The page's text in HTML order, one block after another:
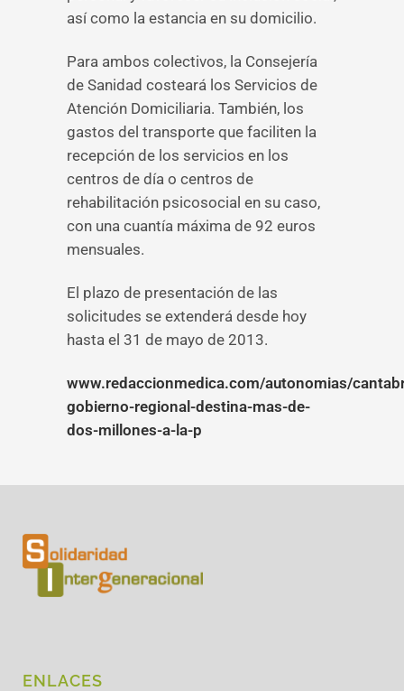
así como la estancia en su domicilio.
Para ambos colectivos, la Consejería
de Sanidad costeará los Servicios de
Atención Domiciliaria. También, los
gastos del transporte que faciliten la
recepción de los servicios en los
centros de día o centros de
rehabilitación psicosocial en su caso,
con una cuantía máxima de 92 euros
mensuales.
El plazo de presentación de las
solicitudes se extenderá desde hoy
hasta el 31 de mayo de 2013.
www.redaccionmedica.com/autonomias/
gobierno-regional-destina-mas-de-
dos-millones-a-la-p
ENLACES